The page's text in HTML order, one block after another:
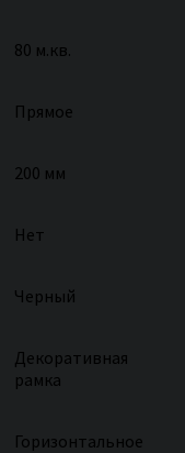
80 м.кв.
Прямое
200 мм
Нет
Черный
Декоративная
рамка
Горизонтальное